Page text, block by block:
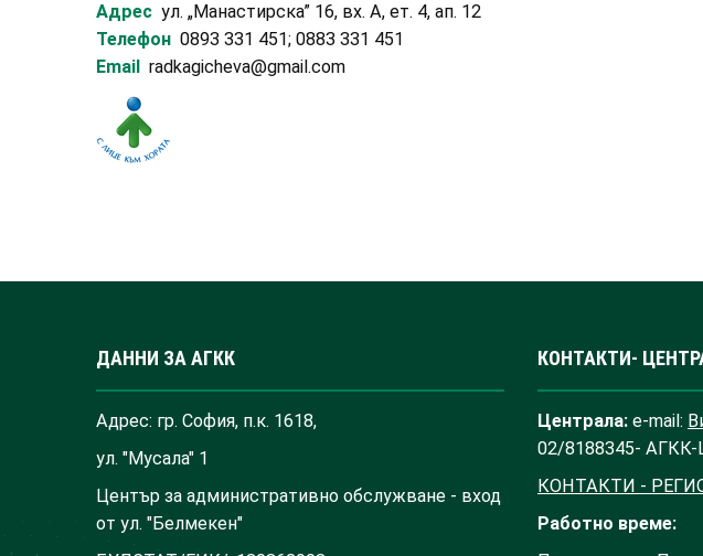
Адрес ул. „Манастирска” 16, вх. А, ет. 4, ап. 12
Телефон 0893 331 451; 0883 331 451
Email radkagicheva@gmail.com
ДАННИ ЗА АГКК
Адрес: гр. София, п.к. 1618,
ул. "Мусала" 1
Център за административно обслужване - вход
от ул. "Белмекен"
КОНТАКТИ-
Централа: e-mail:
02/8188345-
КОНТАКТИ -
Работно време: